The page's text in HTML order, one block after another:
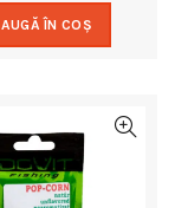
ÎN COȘ